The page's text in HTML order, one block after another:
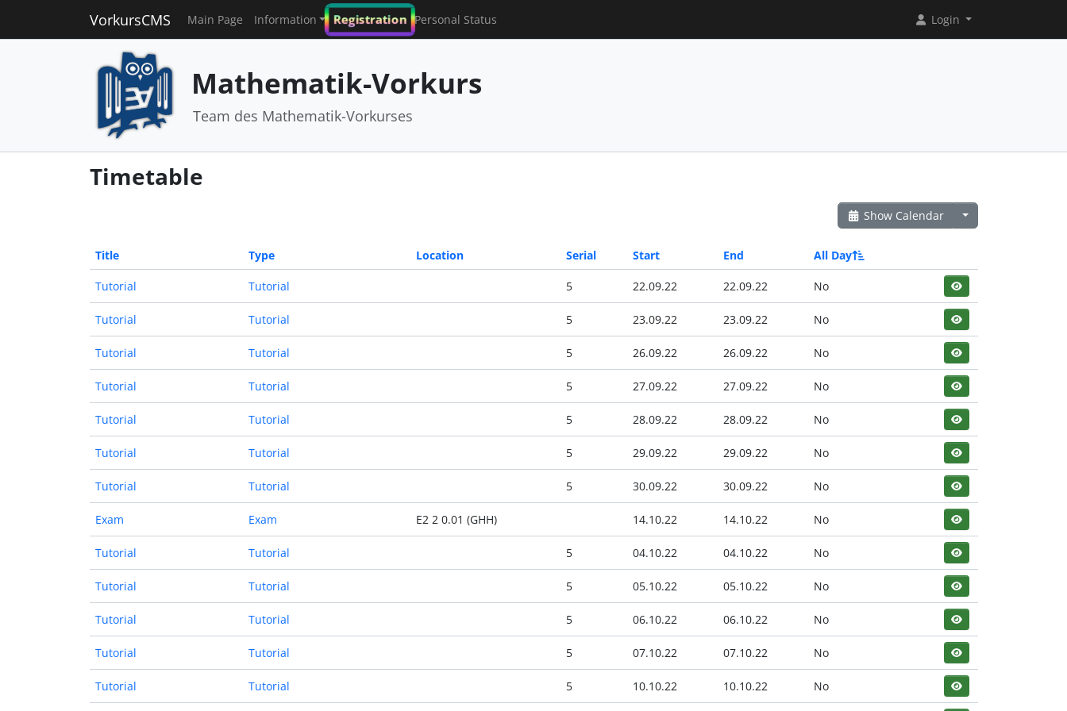
VorkursCMS Main Page Information Registration Personal Status Login
Mathematik-Vorkurs
Team des Mathematik-Vorkurses
Timetable
Show Calendar
Title Type Location Serial Start End All Day
Tutorial Tutorial 5 22.09.22 22.09.22 No
Tutorial Tutorial 5 23.09.22 23.09.22 No
Tutorial Tutorial 5 26.09.22 26.09.22 No
Tutorial Tutorial 5 27.09.22 27.09.22 No
Tutorial Tutorial 5 28.09.22 28.09.22 No
Tutorial Tutorial 5 29.09.22 29.09.22 No
Tutorial Tutorial 5 30.09.22 30.09.22 No
Exam Exam E2 2 0.01 (GHH) 14.10.22 14.10.22 No
Tutorial Tutorial 5 04.10.22 04.10.22 No
Tutorial Tutorial 5 05.10.22 05.10.22 No
Tutorial Tutorial 5 06.10.22 06.10.22 No
Tutorial Tutorial 5 07.10.22 07.10.22 No
Tutorial Tutorial 5 10.10.22 10.10.22 No